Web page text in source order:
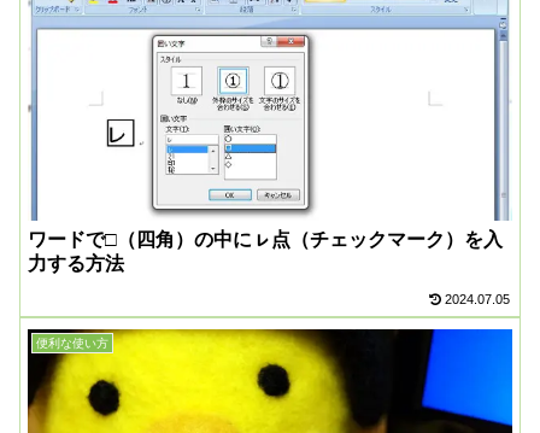
ワードで□（四角）の中にㇾ点（チェックマーク）を入
力する方法
2024.07.05
便利な使い方